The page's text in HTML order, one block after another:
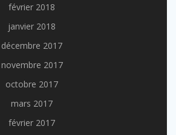
février 2018
janvier 2018
décembre 2017
novembre 2017
octobre 2017
mars 2017
février 2017